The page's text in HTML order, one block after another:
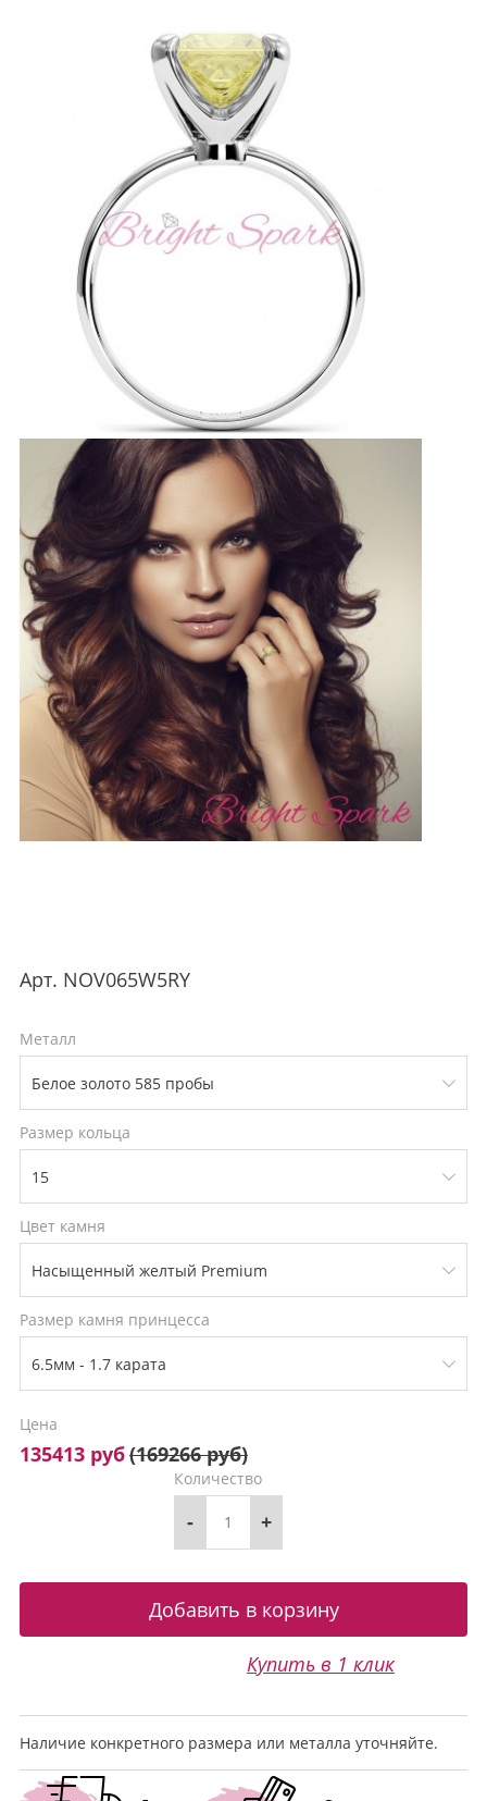
Арт. NOV065W5RY
Металл
Размер кольца
Цвет камня
Размер камня принцесса
Цена
135413 руб(169266 руб)
Количество
- +
Купить в 1 клик
Наличие конкретного размера или металла уточняйте.